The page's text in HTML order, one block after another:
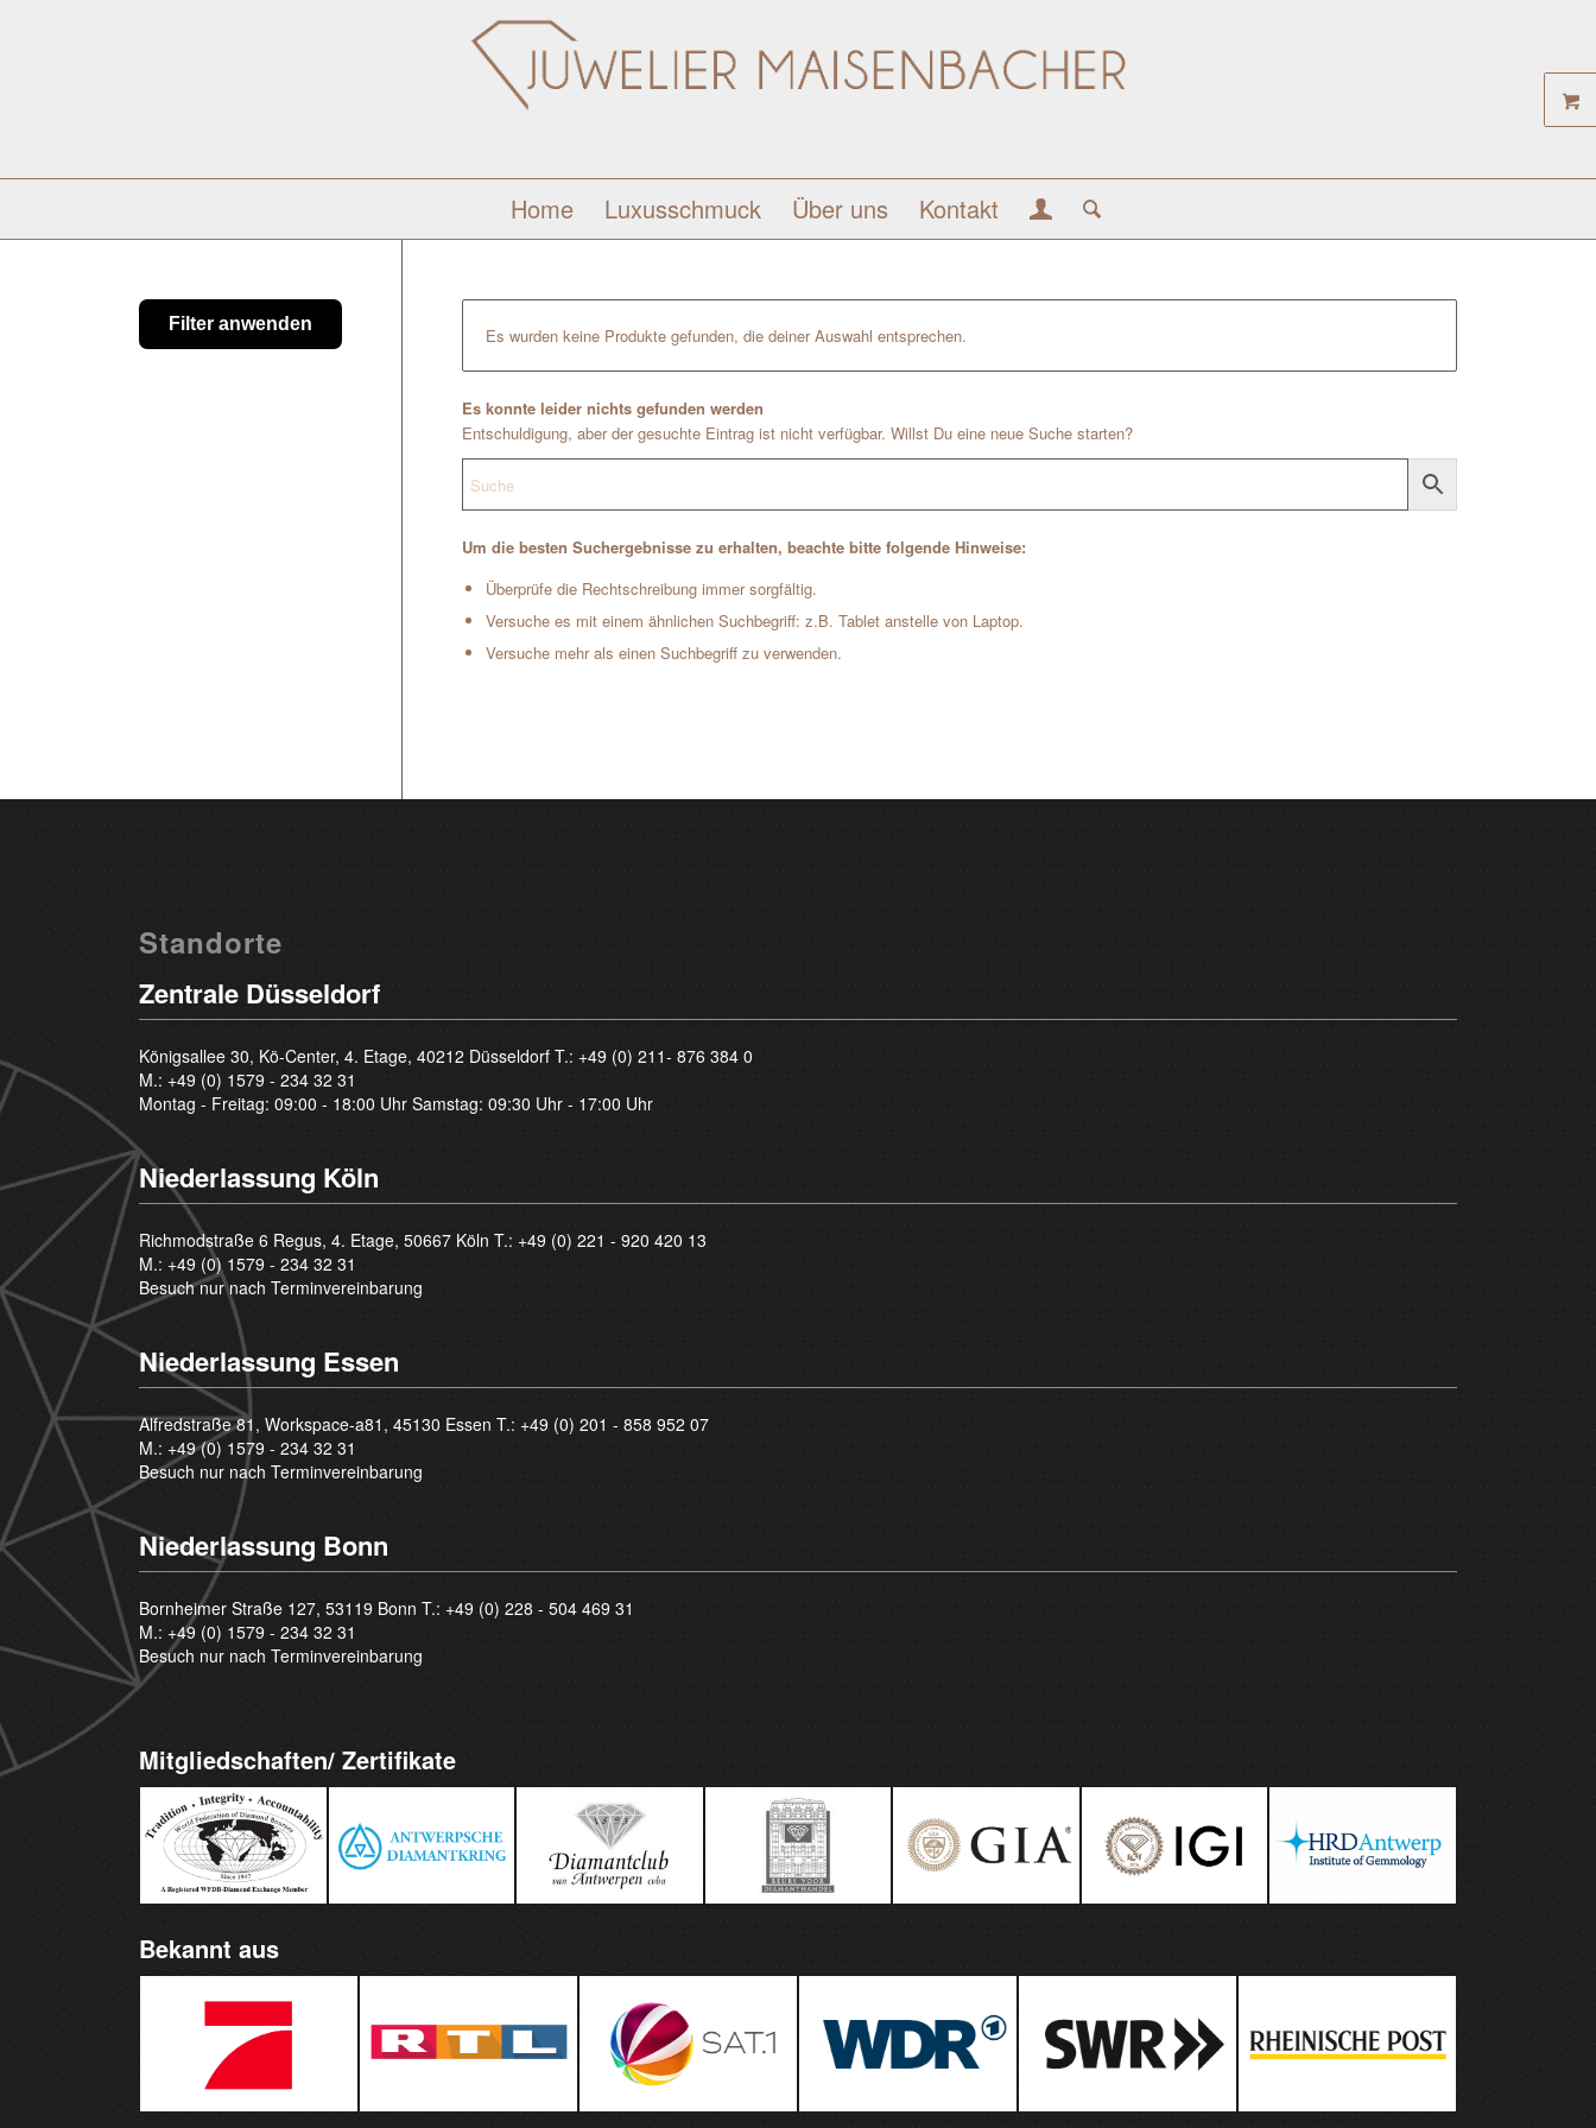
Home Luxusschmuck Über uns Kontakt
Es wurden keine Produkte gefunden, die deiner Auswahl entsprechen.
Es konnte leider nichts gefunden werden
Entschuldigung, aber der gesuchte Eintrag ist nicht verfügbar. Willst Du eine neue Suche starten?
Um die besten Suchergebnisse zu erhalten, beachte bitte folgende Hinweise:
Überprüfe die Rechtschreibung immer sorgfältig.
Versuche es mit einem ähnlichen Suchbegriff: z.B. Tablet anstelle von Laptop.
Versuche mehr als einen Suchbegriff zu verwenden.
Filter anwenden
Standorte
Zentrale Düsseldorf
Königsallee 30, Kö-Center, 4. Etage, 40212 Düsseldorf T.: +49 (0) 211- 876 384 0
M.: +49 (0) 1579 - 234 32 31
Montag - Freitag: 09:00 - 18:00 Uhr Samstag: 09:30 Uhr - 17:00 Uhr
Niederlassung Köln
Richmodstraße 6 Regus, 4. Etage, 50667 Köln T.: +49 (0) 221 - 920 420 13
M.: +49 (0) 1579 - 234 32 31
Besuch nur nach Terminvereinbarung
Niederlassung Essen
Alfredstraße 81, Workspace-a81, 45130 Essen T.: +49 (0) 201 - 858 952 07
M.: +49 (0) 1579 - 234 32 31
Besuch nur nach Terminvereinbarung
Niederlassung Bonn
Bornheimer Straße 127, 53119 Bonn T.: +49 (0) 228 - 504 469 31
M.: +49 (0) 1579 - 234 32 31
Besuch nur nach Terminvereinbarung
Mitgliedschaften/ Zertifikate
Bekannt aus